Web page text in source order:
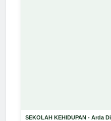
SEKOLAH KEHIDUPAN - Arda